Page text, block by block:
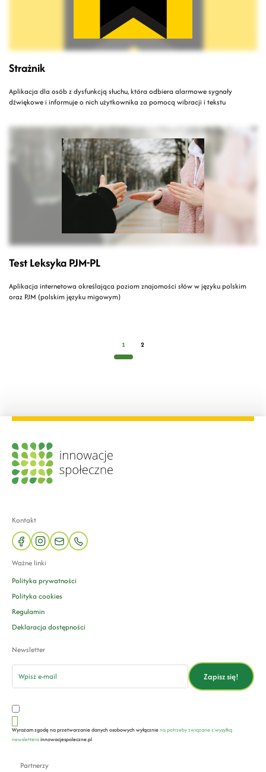
Strażnik
Aplikacja dla osób z dysfunkcją słuchu, która odbiera alarmowe sygnały
dźwiękowe i informuje o nich użytkownika za pomocą wibracji i tekstu
Test Leksyka PJM-PL
Aplikacja internetowa określająca poziom znajomości słów w języku polskim
oraz PJM (polskim języku migowym)
1 2
Kontakt
facebookinstagram
mail phone
Ważne linki
Polityka prywatności
Polityka cookies
Regulamin
Deklaracja dostępności
Newsletter
email
Zapisz się!
Wyrażam zgodę na przetwarzanie danych osobowych wyłączniena potrzeby związane z wysyłką
newsletterainnowacjespoleczne.pl
Partnerzy